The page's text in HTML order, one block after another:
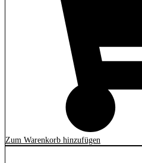
Zum Warenkorb hinzufügen